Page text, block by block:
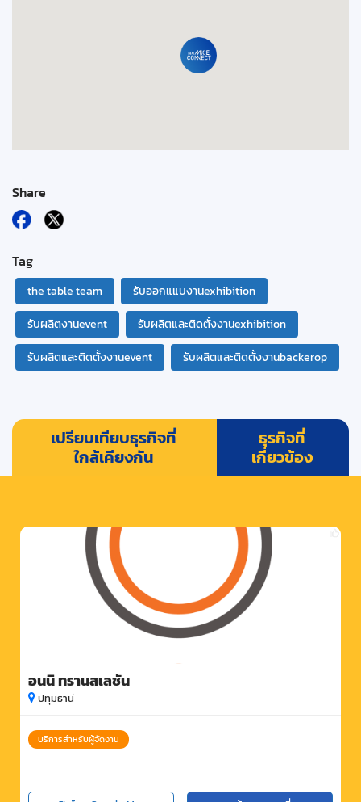
Share
Tag
the table team
รับออกแแบงานexhibition
รับผลิตงานevent
รับผลิตและติดตั้งงานexhibition
รับผลิตและติดตั้งงานevent
รับผลิตและติดตั้งงานbackerop
เปรียบเทียบธุรกิจที่
ใกล้เคียงกัน
ธุรกิจที่
เกี่ยวข้อง
อนนิ ทรานสเลชัน
ปทุมธานี
บริการสำหรับผู้จัดงาน